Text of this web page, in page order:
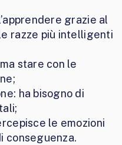
grazie al
razze più intelligenti
stare con le
ha bisogno di
le emozioni
conseguenza.